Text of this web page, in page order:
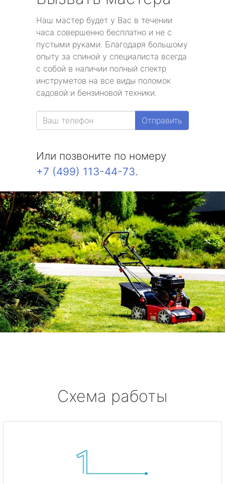
Наш мастер будет у Вас в течении
часа совершенно бесплатно и не с
пустыми руками. Благодаря большому
опыту за спиной у специалиста всегда
с собой в наличии полный спектр
инструметов на все виды поломок
садовой и бензиновой техники.
Отправить
Или позвоните по номеру
+7 (499) 113-44-73.
Схема работы